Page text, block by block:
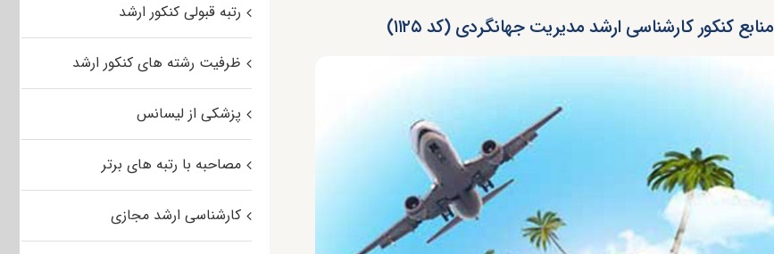
منابع کنکور کارشناسی ارشد مدیریت جهانگردی (کد ۱۱۲۵)
رتبه قبولی کنکور ارشد
ظرفیت رشته های کنکور ارشد
پزشکی از لیسانس
مصاحبه با رتبه های برتر
کارشناسی ارشد مجازی